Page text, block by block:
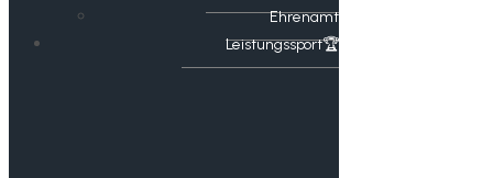
Ehrenamt
​Leistungssport🏆